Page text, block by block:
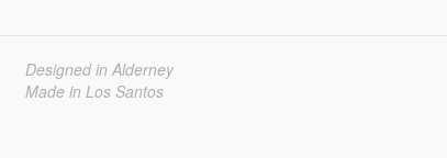
Designed in Alderney
Made in Los Santos